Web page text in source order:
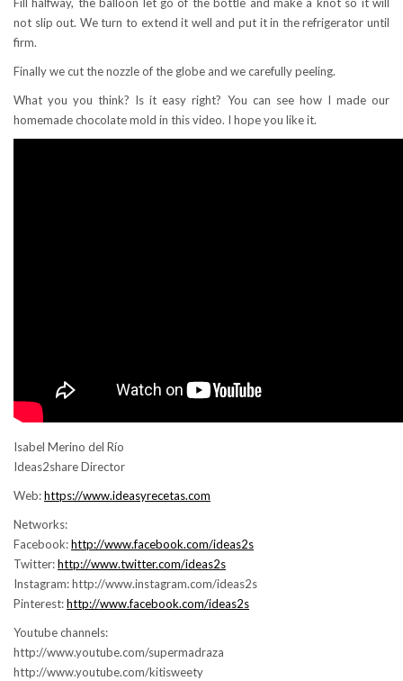
Fill halfway, the balloon let go of the bottle and make a knot so it will
not slip out. We turn to extend it well and put it in the refrigerator until
firm.
Finally we cut the nozzle of the globe and we carefully peeling.
What you you think? Is it easy right? You can see how I made our
homemade chocolate mold in this video. I hope you like it.
Isabel Merino del Río
Ideas2share Director
Web:https://www.ideasyrecetas.com
Networks:
Facebook:http://www.facebook.com/ideas2s
Twitter:http://www.twitter.com/ideas2s
Instagram: http://www.instagram.com/ideas2s
Pinterest:http://www.facebook.com/ideas2s
Youtube channels:
http://www.youtube.com/supermadraza
http://www.youtube.com/kitisweety